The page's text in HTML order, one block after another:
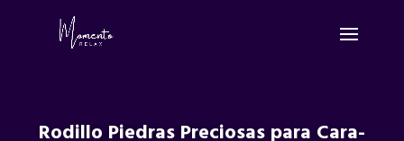
Rodillo Piedras Preciosas para Cara-